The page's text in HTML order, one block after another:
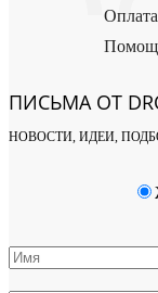
Оплата
ПИСЬМА ОТ
НОВОСТИ, ИДЕИ,